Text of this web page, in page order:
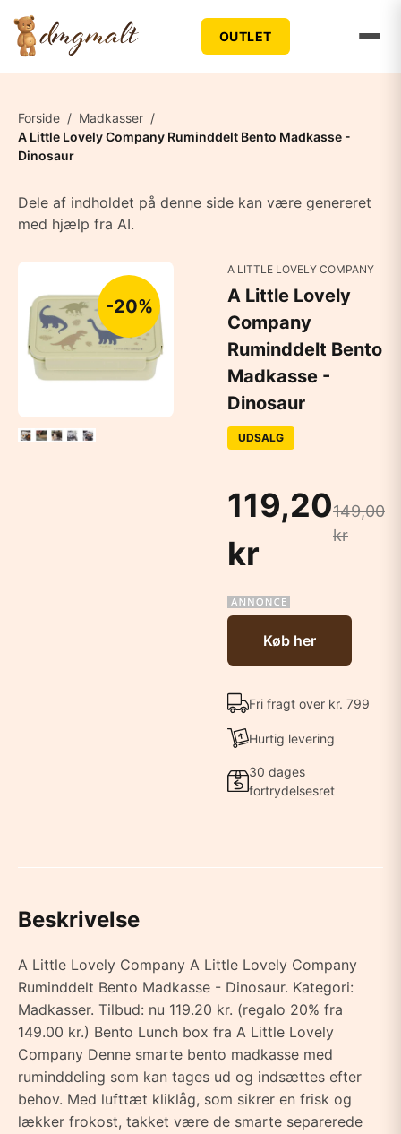
OUTLET
Forside / Madkasser /
A Little Lovely Company Ruminddelt Bento Madkasse -
Dinosaur
Dele af indholdet på denne side kan være genereret
med hjælp fra AI.
-20%
A LITTLE LOVELY COMPANY
A Little Lovely
Company
Ruminddelt Bento
Madkasse -
Dinosaur
UDSALG
119,20
kr
149,00
kr
Køb her
Fri fragt over kr. 799
Hurtig levering
30 dages
fortrydelsesret
Beskrivelse
A Little Lovely Company A Little Lovely Company
Ruminddelt Bento Madkasse - Dinosaur. Kategori:
Madkasser. Tilbud: nu 119.20 kr. (regalo 20% fra
149.00 kr.) Bento Lunch box fra A Little Lovely
Company Denne smarte bento madkasse med
ruminddeling som kan tages ud og indsættes efter
behov. Med lufttæt kliklåg, som sikrer en frisk og
lækker frokost, takket være de smarte separerede